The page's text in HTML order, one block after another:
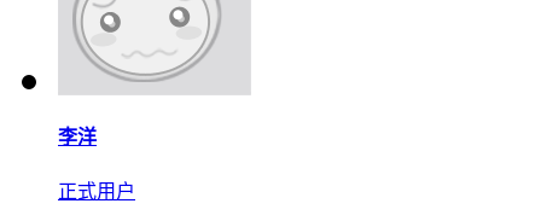
李洋
正式用户